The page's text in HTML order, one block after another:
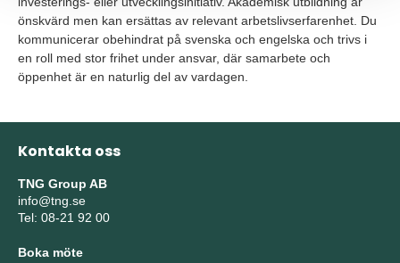
önskvärd men kan ersättas av relevant arbetslivserfarenhet. Du
kommunicerar obehindrat på svenska och engelska och trivs i
en roll med stor frihet under ansvar, där samarbete och
öppenhet är en naturlig del av vardagen.
Kontakta oss
TNG Group AB
info@tng.se
Tel: 08-21 92 00
Boka möte